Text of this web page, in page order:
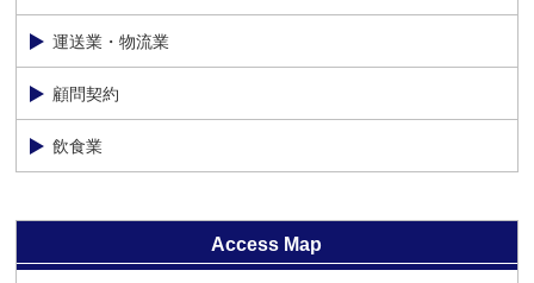
運送業・物流業
顧問契約
飲食業
Access Map